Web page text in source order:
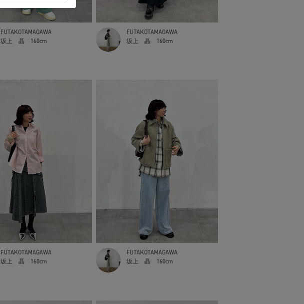
FUTAKOTAMAGAWA
坂上 晶
160cm
FUTAKOTAMAGAWA
坂上 晶
160cm
FUTAKOTAMAGAWA
坂上 晶
160cm
FUTAKOTAMAGAWA
坂上 晶
160cm